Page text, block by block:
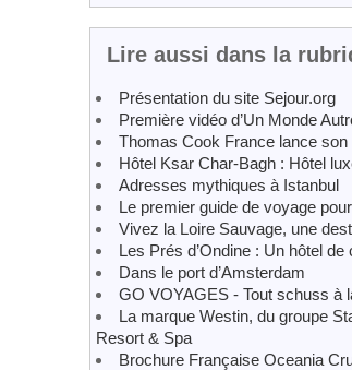
Lire aussi dans la
Présentation du site Sejour.org
Première vidéo d’Un Monde
Thomas Cook France lance son
Hôtel Ksar Char-Bagh : Hôtel
Adresses mythiques à Istanbul
Le premier guide de voyage
Vivez la Loire Sauvage, une
Les Prés d’Ondine : Un hôtel
Dans le port d’Amsterdam
GO VOYAGES - Tout schuss à
La marque Westin, du groupe
Resort & Spa
Brochure Française Oceania